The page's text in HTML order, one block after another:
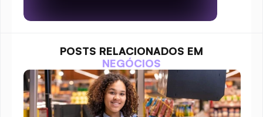
POSTS RELACIONADOS EM
NEGÓCIOS